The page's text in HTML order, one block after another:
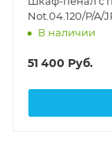
Not.04.120/P/A/
В наличии
51 400 Руб.